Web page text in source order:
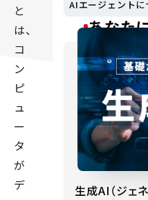
と
は、
コ
ン
ピ
ュ
ー
タ
が
デ
AIエージェント
あなた
生成AI（ジェ